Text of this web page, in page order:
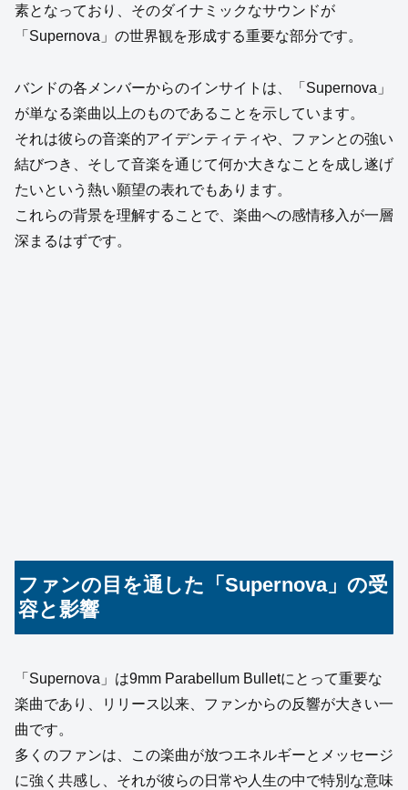
素となっており、そのダイナミックなサウンドが
「Supernova」の世界観を形成する重要な部分です。
バンドの各メンバーからのインサイトは、「Supernova」
が単なる楽曲以上のものであることを示しています。
それは彼らの音楽的アイデンティティや、ファンとの強い
結びつき、そして音楽を通じて何か大きなことを成し遂げ
たいという熱い願望の表れでもあります。
これらの背景を理解することで、楽曲への感情移入が一層
深まるはずです。
ファンの目を通した「Supernova」の受
容と影響
「Supernova」は9mm Parabellum Bulletにとって重要な
楽曲であり、リリース以来、ファンからの反響が大きい一
曲です。
多くのファンは、この楽曲が放つエネルギーとメッセージ
に強く共感し、それが彼らの日常や人生の中で特別な意味